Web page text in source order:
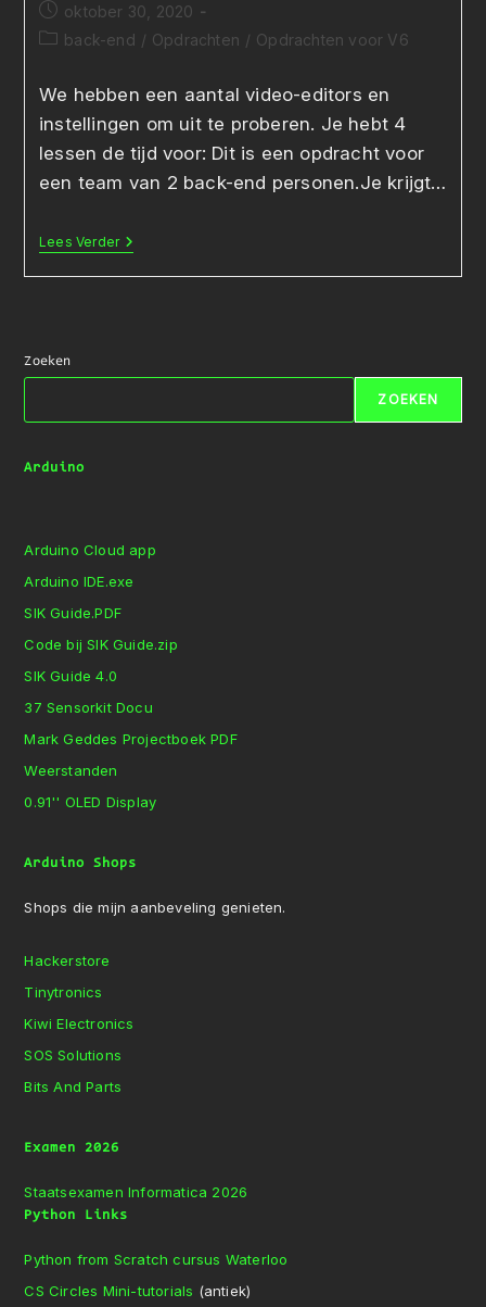
Bericht
gepubliceerd
oktober 30, 2020
Berichtcategorie:
back-end / Opdrachten / Opdrachten voor V6
We hebben een aantal video-editors en
instellingen om uit te proberen. Je hebt 4
lessen de tijd voor: Dit is een opdracht voor
een team van 2 back-end personen.Je krijgt…
Lees VerderEen
Demo-
Video
Zoeken
ZOEKEN
Arduino
Arduino Cloud app
Arduino IDE.exe
SIK Guide.PDF
Code bij SIK Guide.zip
SIK Guide 4.0
37 Sensorkit Docu
Mark Geddes Projectboek PDF
Weerstanden
0.91'' OLED Display
Arduino Shops
Shops die mijn aanbeveling genieten.
Hackerstore
Tinytronics
Kiwi Electronics
SOS Solutions
Bits And Parts
Examen 2026
Staatsexamen Informatica 2026
Python Links
Python from Scratch cursus Waterloo
CS Circles Mini-tutorials (antiek)